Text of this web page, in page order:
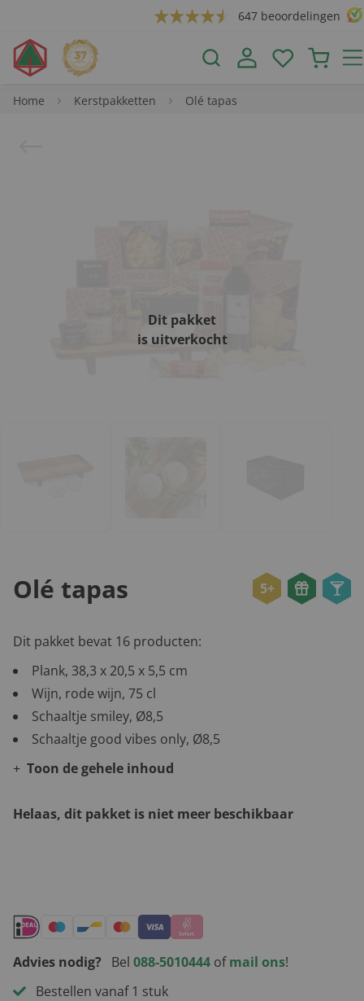
647 beoordelingen
Home Kerstpakketten Olé tapas
Dit pakket
is uitverkocht
Olé tapas 5+
Dit pakket bevat 16 producten:
Plank, 38,3 x 20,5 x 5,5 cm
Wijn, rode wijn, 75 cl
Schaaltje smiley, Ø8,5
Schaaltje good vibes only, Ø8,5
Toon de gehele inhoud
Helaas, dit pakket is niet meer beschikbaar
Advies nodig? Bel 088-5010444 ofmail ons!
Bestellen vanaf 1 stuk